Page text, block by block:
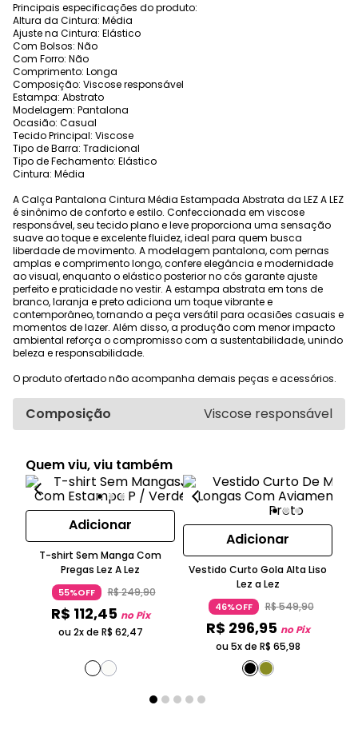
Principais especificações do produto:
Altura da Cintura: Média
Ajuste na Cintura: Elástico
Com Bolsos: Não
Com Forro: Não
Comprimento: Longa
Composição: Viscose responsável
Estampa: Abstrato
Modelagem: Pantalona
Ocasião: Casual
Tecido Principal: Viscose
Tipo de Barra: Tradicional
Tipo de Fechamento: Elástico
Cintura: Média
A Calça Pantalona Cintura Média Estampada Abstrata da LEZ A LEZ
é sinônimo de conforto e estilo. Confeccionada em viscose
responsável, seu tecido plano e leve proporciona uma sensação
suave ao toque e excelente fluidez, ideal para quem busca
liberdade de movimento. A modelagem pantalona, com pernas
amplas e comprimento longo, confere elegância e modernidade
ao visual, enquanto o elástico posterior no cós garante ajuste
perfeito e praticidade no vestir. A estampa abstrata em tons de
branco, laranja e preto adiciona um toque vibrante e
contemporâneo, tornando a peça versátil para ocasiões casuais e
momentos de lazer. Além disso, a produção com menor impacto
ambiental reforça o compromisso com a sustentabilidade, unindo
beleza e responsabilidade.
O produto ofertado não acompanha demais peças e acessórios.
Composição Viscose responsável
Quem viu, viu também
Adicionar
T-shirt Sem Manga Com
Pregas Lez A Lez
55%OFF R$249,90
R$ 112,45 no Pix
ou 2x de R$ 62,47
Adicionar
Vestido Curto Gola Alta Liso
Lez a Lez
46%OFF R$549,90
R$ 296,95 no Pix
ou 5x de R$ 65,98